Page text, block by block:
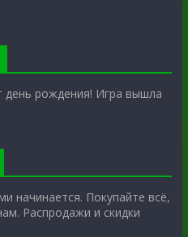
день рождения! Игра вышла
начинается. Покупайте всё,
Распродажи и скидки